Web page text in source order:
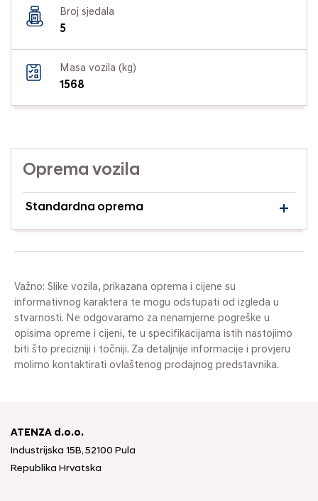
Broj sjedala
5
Masa vozila (kg)
1568
Oprema vozila
Standardna oprema
Važno: Slike vozila, prikazana oprema i cijene su
informativnog karaktera te mogu odstupati od izgleda u
stvarnosti. Ne odgovaramo za nenamjerne pogreške u
opisima opreme i cijeni, te u specifikacijama istih nastojimo
biti što precizniji i točniji. Za detaljnije informacije i provjeru
molimo kontaktirati ovlaštenog prodajnog predstavnika.
ATENZA d.o.o.
Industrijska 15B, 52100 Pula
Republika Hrvatska